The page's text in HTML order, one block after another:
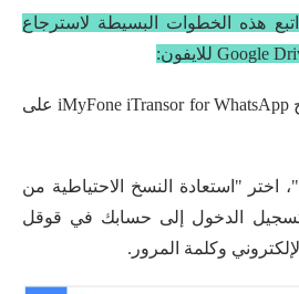
هذه الخطوات البسيطة لاسترجاع
تشغيل برنامج iMyFone iTransor for WhatsApp على
"استعادة النسخ الاحتياطية من
الدخول إلى حسابك في قوقل
وكلمة المرور.